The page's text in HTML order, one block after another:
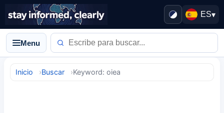
ES▾
Menu
Inicio Buscar Keyword: oiea